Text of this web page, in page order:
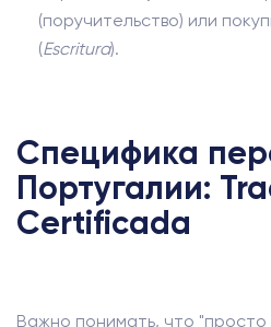
(поручительство) или
(Escritura).
Специфика
Португалии:
Certificada
Важно понимать, что "просто